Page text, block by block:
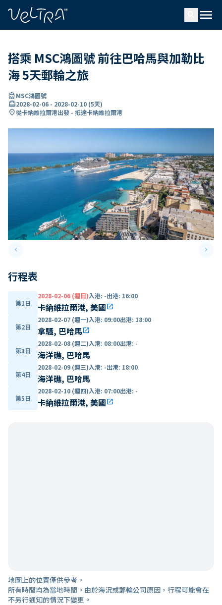
menu
搭乘 MSC鴻圖號 前往巴哈馬與加勒比
海 5天郵輪之旅
directions_boatMSC鴻圖號
card_travel2028-02-06 - 2028-02-10 (5天)
location_on從卡納維拉爾港出發 - 抵達卡納維拉爾港
keyboard_arrow_leftPrevious slide keyboard_arrow_right
行程表
第1日
2028-02-06 (週日)入港: -出港: 16:00
卡納維拉爾港, 美國open_in_new
第2日
2028-02-07 (週一)入港: 09:00出港: 18:00
拿騷, 巴哈馬open_in_new
第3日
2028-02-08 (週二)入港: 08:00出港: -
海洋礁, 巴哈馬
第4日
2028-02-09 (週三)入港: -出港: 18:00
海洋礁, 巴哈馬
第5日
2028-02-10 (週四)入港: 07:00出港: -
卡納維拉爾港, 美國open_in_new
地圖上的位置僅供參考。
所有時間均為當地時間。由於海況或郵輪公司原因，行程可能會在
不另行通知的情況下變更。